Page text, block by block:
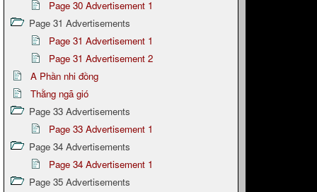
Page 30 Advertisement 1
Page 31 Advertisements
Page 31 Advertisement 1
Page 31 Advertisement 2
A Phần nhi đồng
Thằng ngã gió
Page 33 Advertisements
Page 33 Advertisement 1
Page 34 Advertisements
Page 34 Advertisement 1
Page 35 Advertisements